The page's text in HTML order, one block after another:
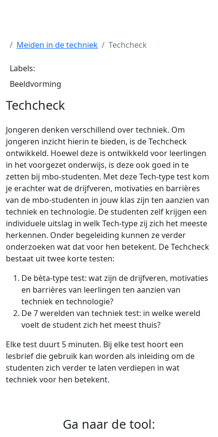
Meiden in de techniek Techcheck
Labels:
Beeldvorming
Techcheck
Jongeren denken verschillend over techniek. Om
jongeren inzicht hierin te bieden, is de Techcheck
ontwikkeld. Hoewel deze is ontwikkeld voor leerlingen
in het voorgezet onderwijs, is deze ook goed in te
zetten bij mbo-studenten. Met deze Tech-type test kom
je erachter wat de drijfveren, motivaties en barrières
van de mbo-studenten in jouw klas zijn ten aanzien van
techniek en technologie. De studenten zelf krijgen een
individuele uitslag in welk Tech-type zij zich het meeste
herkennen. Onder begeleiding kunnen ze verder
onderzoeken wat dat voor hen betekent. De Techcheck
bestaat uit twee korte testen:
De bèta-type test: wat zijn de drijfveren, motivaties
en barrières van leerlingen ten aanzien van
techniek en technologie?
De 7 werelden van techniek test: in welke wereld
voelt de student zich het meest thuis?
Elke test duurt 5 minuten. Bij elke test hoort een
lesbrief die gebruik kan worden als inleiding om de
studenten zich verder te laten verdiepen in wat
techniek voor hen betekent.
Ga naar de tool: